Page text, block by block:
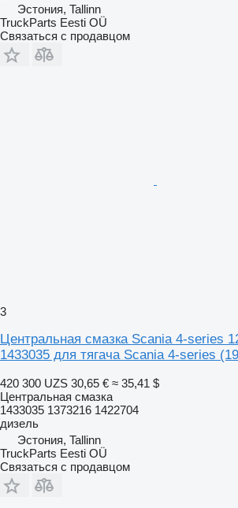
Эстония, Tallinn
TruckParts Eesti OÜ
Связаться с продавцом
3
Центральная смазка Scania 4-series
1433035 для тягача Scania 4-series
420 300 UZS 30,65 € ≈ 35,41 $
Центральная смазка
1433035 1373216 1422704
дизель
Эстония, Tallinn
TruckParts Eesti OÜ
Связаться с продавцом